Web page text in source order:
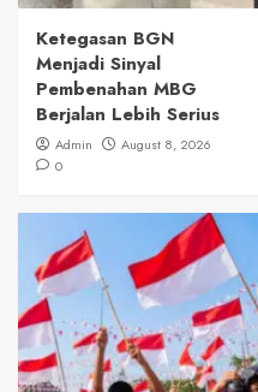
Ketegasan BGN
Menjadi Sinyal
Pembenahan MBG
Berjalan Lebih Serius
Admin
August 8, 2026
0